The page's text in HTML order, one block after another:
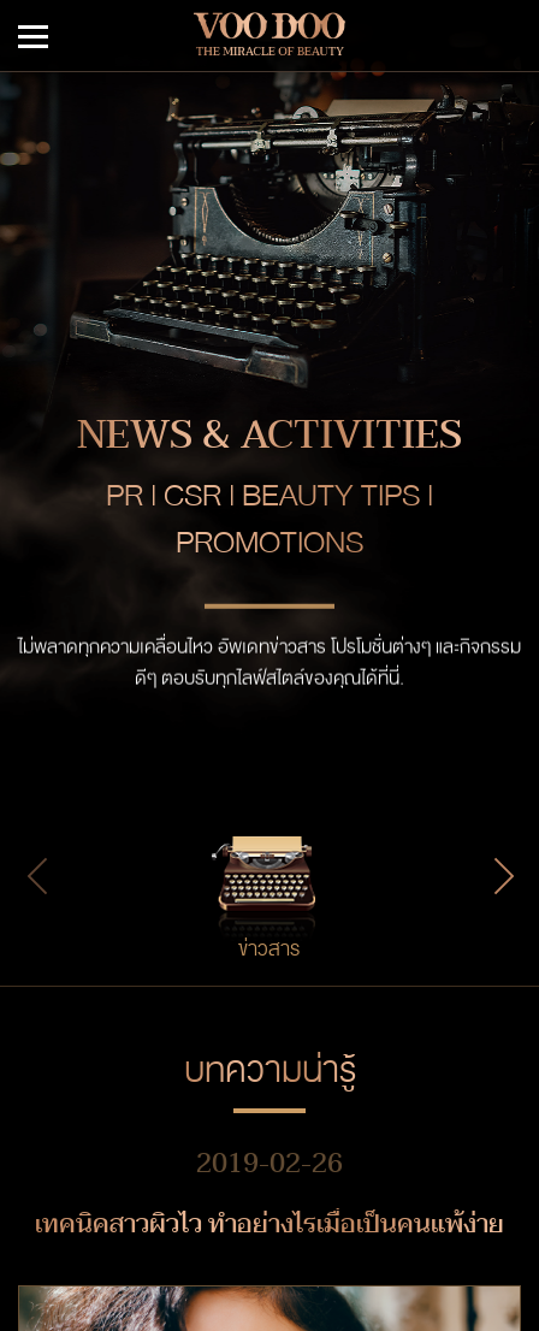
NEWS & ACTIVITIES
PR | CSR | BEAUTY TIPS |
PROMOTIONS
ไม่พลาดทุกความเคลื่อนไหว อัพเดทข่าวสาร โปรโมชั่นต่างๆ และกิจกรรม
ดีๆ ตอบรับทุกไลฟ์สไตล์ของคุณได้ที่นี่.
ข่าวสาร
บทความน่ารู้
2019-02-26
เทคนิคสาวผิวไว ทำอย่างไรเมื่อเป็นคนแพ้ง่าย